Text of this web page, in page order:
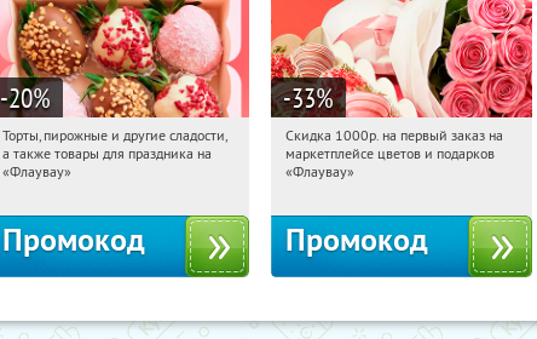
-20%
11:46:03 Получили:
Россия
Торты, пирожные и другие сладости,
а также товары для праздника на
«Флаувау»
Промокод
-33%
11:46:03 Получили:
Россия
Скидка 1000р. на первый заказ на
маркетплейсе цветов и подарков
«Флаувау»
Промокод